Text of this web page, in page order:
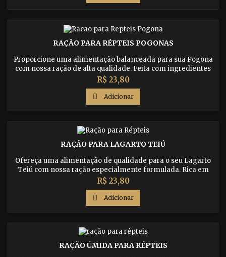
RAÇÃO PARA RÉPTEIS POGONAS
Proporcione uma alimentação balanceada para sua Pogona
com nossa ração de alta qualidade. Feita com ingredientes
naturais e nutritivos, nossa ração ajudará a manter seu réptil
saudável e feliz. Compre agora!
Preço
R$ 23,80
 Adicionar
RAÇÃO PARA LAGARTO TEIÚ
Ofereça uma alimentação de qualidade para o seu Lagarto
Teiú com nossa ração especialmente formulada. Rica em
nutrientes, nossa ração ajudará a manter seu réptil saudável
e feliz. Compre agora!
Preço
R$ 23,80
 Adicionar
RAÇÃO ÚMIDA PARA RÉPTEIS